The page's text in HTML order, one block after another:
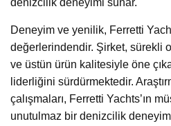
Deneyim ve yenilik, Ferretti
değerlerindendir. Şirket, sürekli
ve üstün ürün kalitesiyle öne
liderliğini sürdürmektedir.
çalışmaları, Ferretti Yachts’ın
unutulmaz bir denizcilik